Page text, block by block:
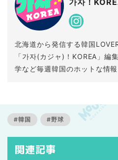
가자！
北海道から発信する韓国
「가자(カジャ)！KOREA」編
学など毎週韓国のホットな情
#韓国 #野球
関連記事